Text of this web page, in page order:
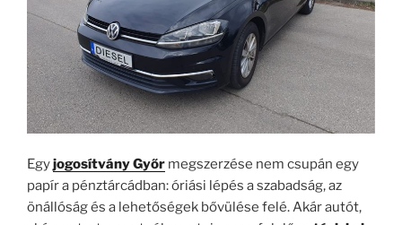
Egyjogosítvány Győr megszerzése nem csupán egy
papír a pénztárcádban: óriási lépés a szabadság, az
önállóság és a lehetőségek bővülése felé. Akár autót,